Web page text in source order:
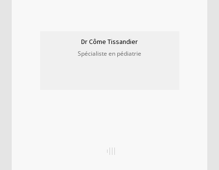
Dr Côme Tissandier
Spécialiste en pédiatrie